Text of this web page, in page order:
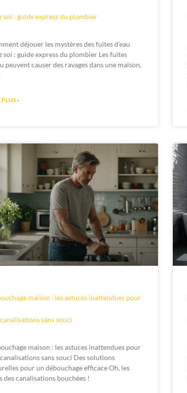
soi : guide express du plombier
déjouer les mystères des fuites d’eau
soi : guide express du plombier Les fuites
peuvent causer des ravages dans une maison,
»
maison : les astuces inattendues pour
sans souci
maison : les astuces inattendues pour
sans souci Des solutions
pour un débouchage efficace Oh, les
des canalisations bouchées !